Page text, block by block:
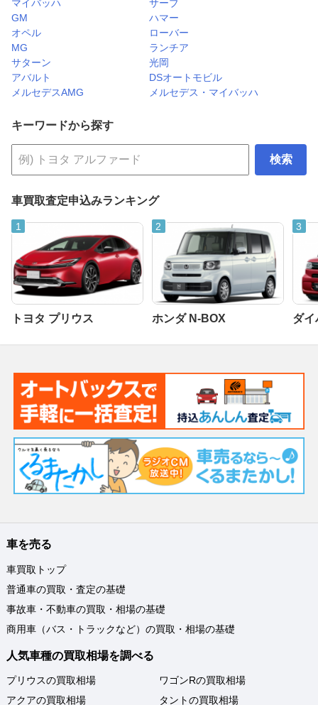
マイバッハ
サーブ
GM
ハマー
オペル
ローバー
MG
ランチア
サターン
光岡
アバルト
DSオートモビル
メルセデスAMG
メルセデス・マイバッハ
キーワードから探す
検索
車買取査定申込みランキング
トヨタ プリウス ホンダ N-BOX ダイ
車を売る
車買取トップ
普通車の買取・査定の基礎
事故車・不動車の買取・相場の基礎
商用車（バス・トラックなど）の買取・相場の基礎
人気車種の買取相場を調べる
プリウスの買取相場
アクアの買取相場
ワゴンRの買取相場
タントの買取相場